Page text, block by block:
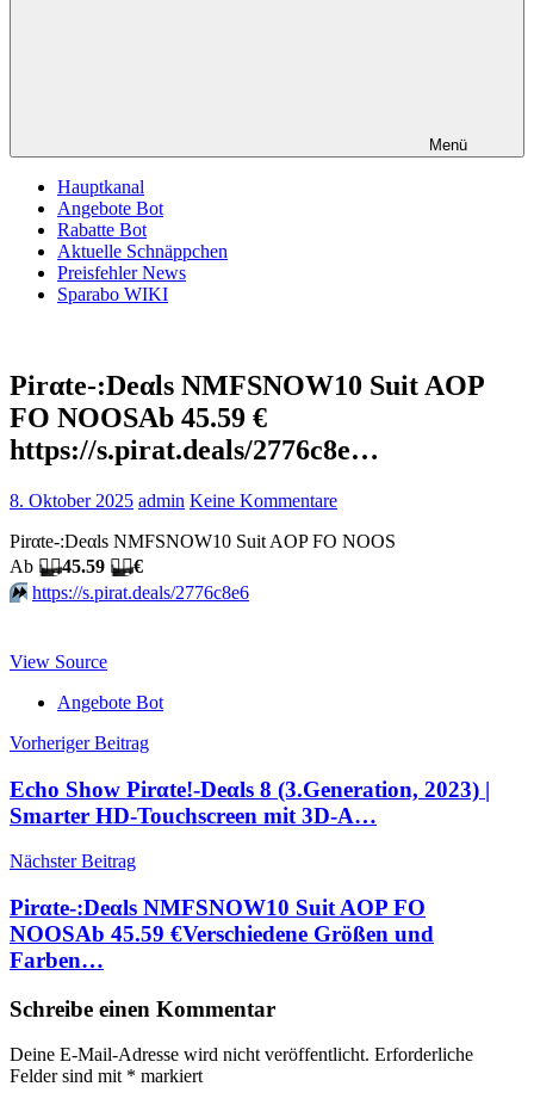
Menü
Hauptkanal
Angebote Bot
Rabatte Bot
Aktuelle Schnäppchen
Preisfehler News
Sparabo WIKI
Pirαtе-:Dеαls NMFSNOW10 Suit AOP
FO NOOSАb 45.59 €
https://s.pirat.deals/2776c8e…
8. Oktober 2025 admin Keine Kommentare
Pirαtе-:Dеαls NMFSNOW10 Suit AOP FO NOOS
Аb 🏴‍☠️45.59 🏴‍☠️€
⏩️ https://s.pirat.deals/2776c8e6
View Source
Angebote Bot
Beitragsnavigation
Vorheriger Beitrag
Echo Show Pirαtе!-Dеαls 8 (3.Generation, 2023) |
Smarter HD-Touchscreen mit 3D-A…
Nächster Beitrag
Pirαtе-:Dеαls NMFSNOW10 Suit AOP FO
NOOSАb 45.59 €Verschiedene Größen und
Farben…
Schreibe einen Kommentar
Deine E-Mail-Adresse wird nicht veröffentlicht. Erforderliche
Felder sind mit * markiert